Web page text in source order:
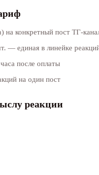
на конкретный пост ТГ-
— единая в линейке
после оплаты
на один пост
реакции